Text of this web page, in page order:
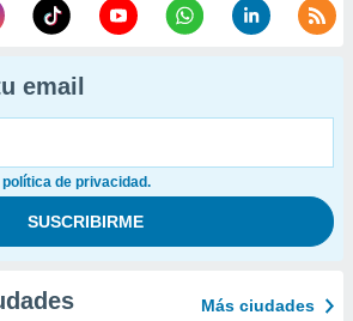
email
de privacidad.
Más ciudades